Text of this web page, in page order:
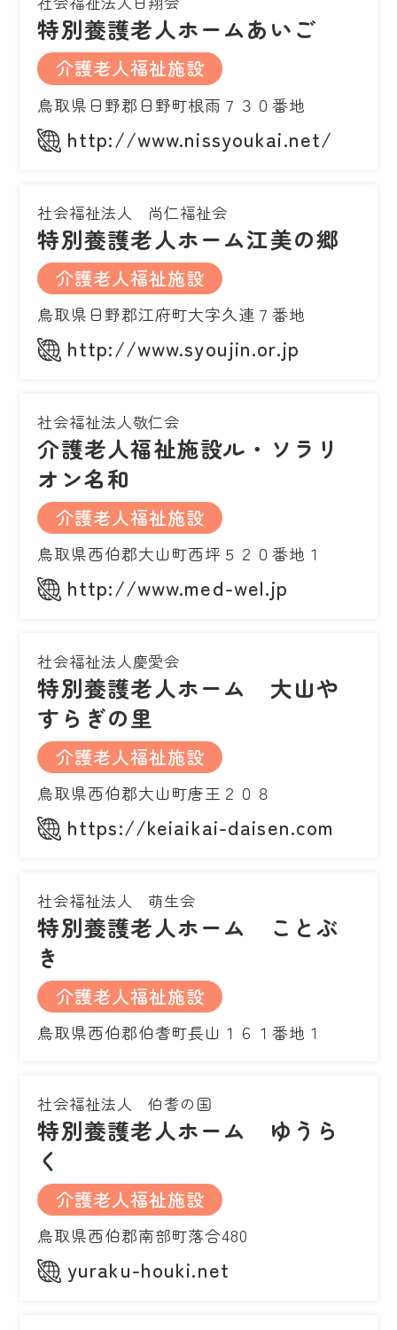
特別養護老人ホームあいご
介護老人福祉施設
鳥取県日野郡日野町根雨７３０番地
http://www.nissyoukai.net/
社会福祉法人 尚仁福祉会
特別養護老人ホーム江美の郷
介護老人福祉施設
鳥取県日野郡江府町大字久連７番地
http://www.syoujin.or.jp
社会福祉法人敬仁会
介護老人福祉施設ル・ソラリ
オン名和
介護老人福祉施設
鳥取県西伯郡大山町西坪５２０番地１
http://www.med-wel.jp
社会福祉法人慶愛会
特別養護老人ホーム 大山や
すらぎの里
介護老人福祉施設
鳥取県西伯郡大山町唐王２０８
https://keiaikai-daisen.com
社会福祉法人 萌生会
特別養護老人ホーム ことぶ
き
介護老人福祉施設
鳥取県西伯郡伯耆町長山１６１番地１
社会福祉法人 伯耆の国
特別養護老人ホーム ゆうら
く
介護老人福祉施設
鳥取県西伯郡南部町落合480
yuraku-houki.net